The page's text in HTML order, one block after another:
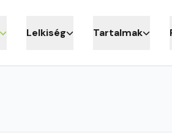
Lelkiség Tartalmak